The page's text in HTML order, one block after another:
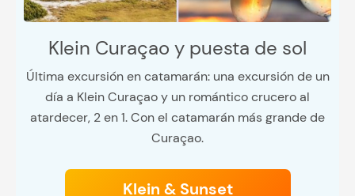
Klein Curaçao y puesta de sol
Última excursión en catamarán: una excursión de un
día a Klein Curaçao y un romántico crucero al
atardecer, 2 en 1. Con el catamarán más grande de
Curaçao.
Klein & Sunset